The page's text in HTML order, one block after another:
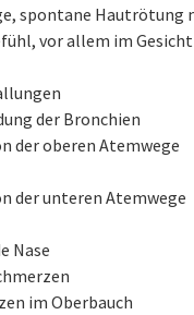
spontane Hautrötung
vor allem im Gesicht
der Bronchien
der oberen Atemwege
der unteren Atemwege
Nase
im Oberbauch